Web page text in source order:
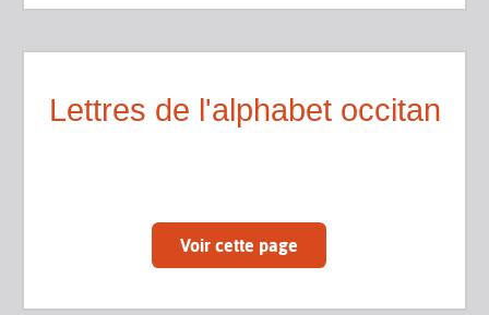
Lettres de l'alphabet occitan
Voir cette page